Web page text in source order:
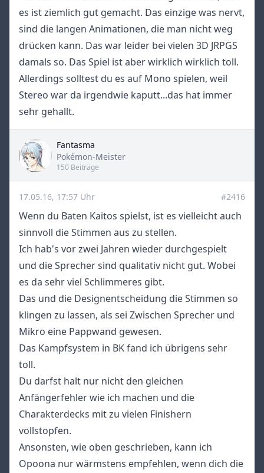
es ist ziemlich gut gemacht. Das einzige was nervt,
sind die langen Animationen, die man nicht weg
drücken kann. Das war leider bei vielen 3D JRPGS
damals so. Das Spiel ist aber wirklich wirklich toll.
Allerdings solltest du es auf Mono spielen, weil
Stereo war da irgendwie kaputt...das hat immer
sehr gehallt.
Fantasma
Title
Pokémon-Meister
150 Beiträge
17.05.16, 17:57 Uhr #2416
Wenn du Baten Kaitos spielst, ist es vielleicht auch
sinnvoll die Stimmen aus zu stellen.
Ich hab's vor zwei Jahren wieder durchgespielt
und die Sprecher sind qualitativ nicht gut. Wobei
es da sehr viel Schlimmeres gibt.
Das und die Designentscheidung die Stimmen so
klingen zu lassen, als sei Zwischen Sprecher und
Mikro eine Pappwand gewesen.
Das Kampfsystem in BK fand ich übrigens sehr
toll.
Du darfst halt nur nicht den gleichen
Anfängerfehler wie ich machen und die
Charakterdecks mit zu vielen Finishern
vollstopfen.
Ansonsten, wie oben geschrieben, kann ich
Opoona nur wärmstens empfehlen, wenn dich die